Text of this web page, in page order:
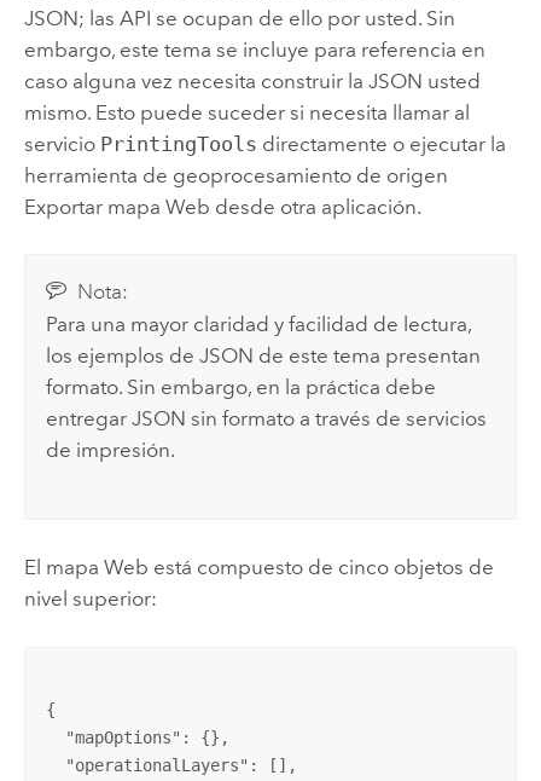
JSON; las API se ocupan de ello por usted. Sin
embargo, este tema se incluye para referencia en
caso alguna vez necesita construir la JSON usted
mismo. Esto puede suceder si necesita llamar al
servicio PrintingTools directamente o ejecutar la
herramienta de geoprocesamiento de origen
Exportar mapa Web desde otra aplicación.
Nota:
Para una mayor claridad y facilidad de lectura,
los ejemplos de JSON de este tema presentan
formato. Sin embargo, en la práctica debe
entregar JSON sin formato a través de servicios
de impresión.
El mapa Web está compuesto de cinco objetos de
nivel superior:
{
  "mapOptions": {},
  "operationalLayers": [],